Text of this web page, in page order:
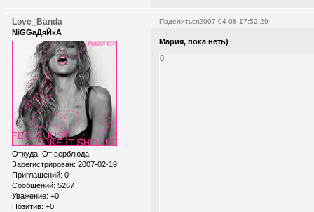
Поделиться2007-04-08 17:52:29
Love_Banda
NiGGaДяЙкА
Откуда: От верблюда
Зарегистрирован: 2007-02-19
Приглашений: 0
Сообщений: 5267
Уважение: +0
Позитив: +0
Мария, пока неть)
0